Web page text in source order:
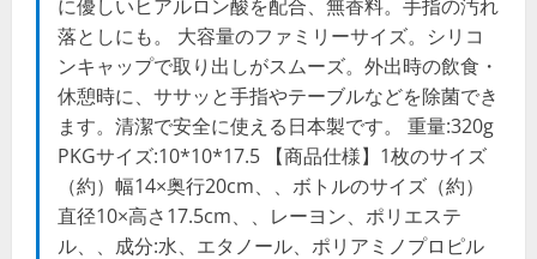
に優しいヒアルロン酸を配合、無香料。手指の汚れ
落としにも。 大容量のファミリーサイズ。シリコ
ンキャップで取り出しがスムーズ。外出時の飲食・
休憩時に、ササッと手指やテーブルなどを除菌でき
ます。清潔で安全に使える日本製です。 重量:320g
PKGサイズ:10*10*17.5 【商品仕様】1枚のサイズ
（約）幅14×奥行20cm、、ボトルのサイズ（約）
直径10×高さ17.5cm、、レーヨン、ポリエステ
ル、、成分:水、エタノール、ポリアミノプロピル